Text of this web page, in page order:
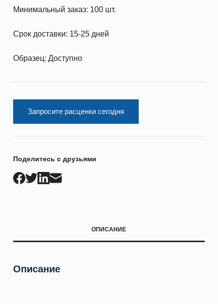
Минимальный заказ: 100 шт.
Срок доставки: 15-25 дней
Образец: Доступно
Запросите расценки сегодня
Поделитесь с друзьями
ОПИСАНИЕ
Описание